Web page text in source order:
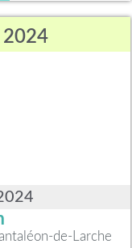
2024
de-Larche